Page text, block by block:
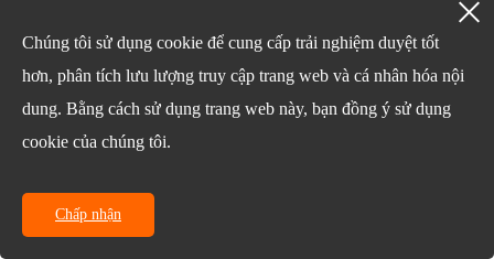
Malagasy
Malay
Malayalam
Maltese
Marathi
Nepali
Norwegian
Chúng tôi sử dụng cookie để cung cấp trải nghiệm duyệt tốt
hơn, phân tích lưu lượng truy cập trang web và cá nhân hóa nội
dung. Bằng cách sử dụng trang web này, bạn đồng ý sử dụng
cookie của chúng tôi.
Chấp nhận